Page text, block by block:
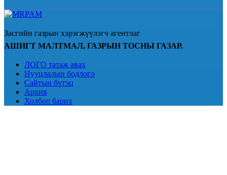
Засгийн газрын хэрэгжүүлэгч агентлаг
АШИГТ МАЛТМАЛ, ГАЗРЫН ТОСНЫ ГАЗАР.
ЛОГО татаж авах
Нууцлалын бодлого
Сайтын бүтэц
Архив
Холбоо барих